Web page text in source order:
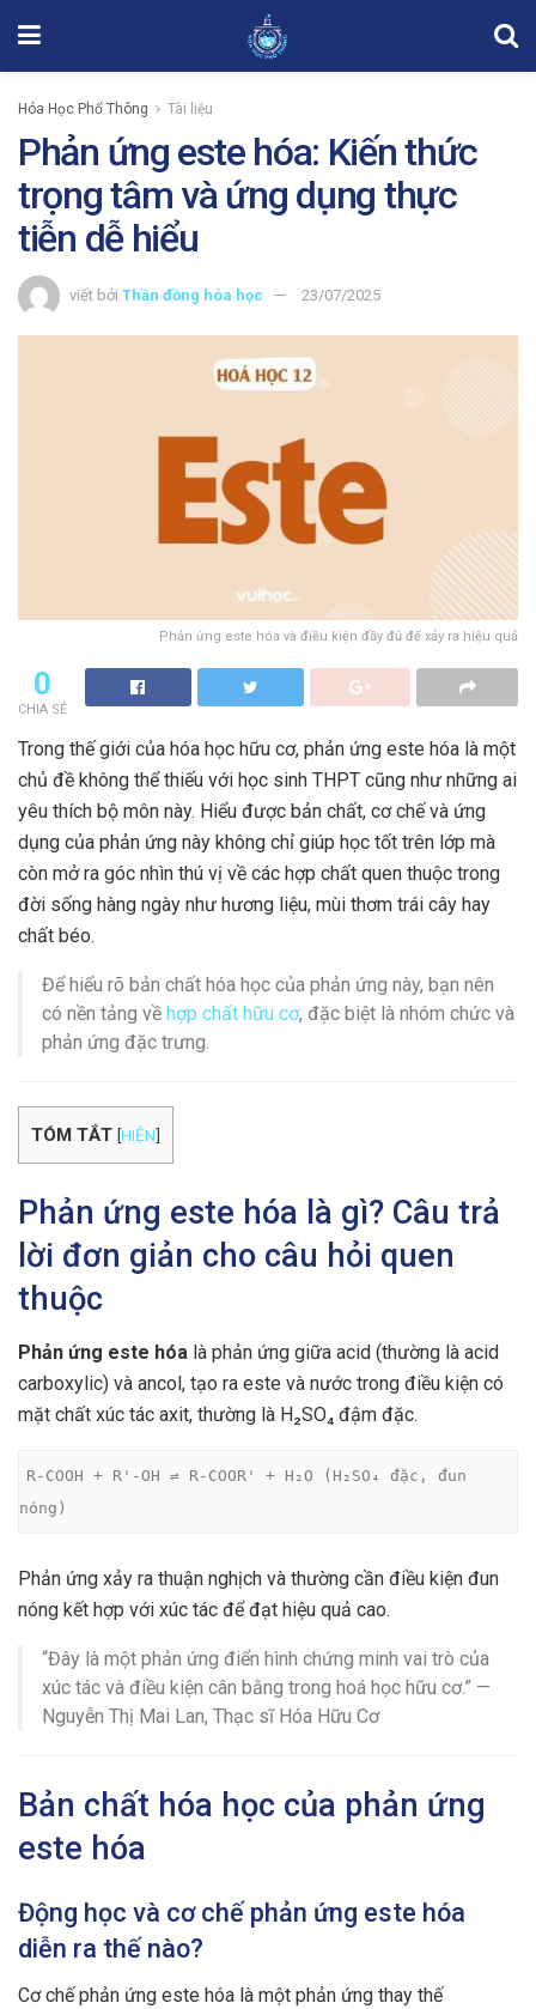
Hóa Học Phổ Thông Tài liệu
Phản ứng este hóa: Kiến thức
trọng tâm và ứng dụng thực
tiễn dễ hiểu
viết bởi Thần đồng hóa học 23/07/2025
Phản ứng este hóa và điều kiện đầy đủ để xảy ra hiệu quả
0
CHIA SẺ
Trong thế giới của hóa học hữu cơ, phản ứng este hóa là một
chủ đề không thể thiếu với học sinh THPT cũng như những ai
yêu thích bộ môn này. Hiểu được bản chất, cơ chế và ứng
dụng của phản ứng này không chỉ giúp học tốt trên lớp mà
còn mở ra góc nhìn thú vị về các hợp chất quen thuộc trong
đời sống hàng ngày như hương liệu, mùi thơm trái cây hay
chất béo.
Để hiểu rõ bản chất hóa học của phản ứng này, bạn nên
có nền tảng về hợp chất hữu cơ, đặc biệt là nhóm chức và
phản ứng đặc trưng.
TÓM TẮT [HIỆN]
Phản ứng este hóa là gì? Câu trả
lời đơn giản cho câu hỏi quen
thuộc
Phản ứng este hóa là phản ứng giữa acid (thường là acid
carboxylic) và ancol, tạo ra este và nước trong điều kiện có
mặt chất xúc tác axit, thường là H₂SO₄ đậm đặc.
R-COOH + R'-OH ⇌ R-COOR' + H₂O (H₂SO₄ đặc, đun
nóng)
Phản ứng xảy ra thuận nghịch và thường cần điều kiện đun
nóng kết hợp với xúc tác để đạt hiệu quả cao.
“Đây là một phản ứng điển hình chứng minh vai trò của
xúc tác và điều kiện cân bằng trong hoá học hữu cơ.” —
Nguyễn Thị Mai Lan, Thạc sĩ Hóa Hữu Cơ
Bản chất hóa học của phản ứng
este hóa
Động học và cơ chế phản ứng este hóa
diễn ra thế nào?
Cơ chế phản ứng este hóa là một phản ứng thay thế